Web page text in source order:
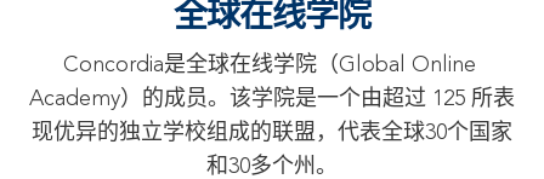
全球在线学院
Concordia是全球在线学院（Global Online
Academy）的成员。该学院是一个由超过 125 所表
现优异的独立学校组成的联盟，代表全球30个国家
和30多个州。